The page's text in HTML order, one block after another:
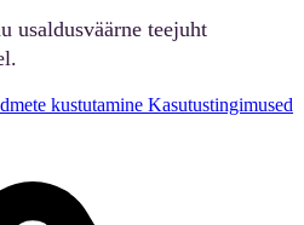
usaldusväärne teejuht
kustutamine Kasutustingimused